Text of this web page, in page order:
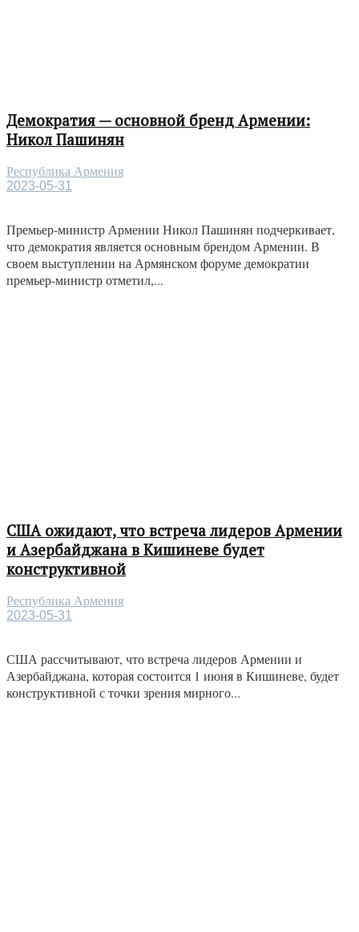
Демократия — основной бренд Армении:
Никол Пашинян
Республика Армения
2023-05-31
Премьер-министр Армении Никол Пашинян подчеркивает,
что демократия является основным брендом Армении. В
своем выступлении на Армянском форуме демократии
премьер-министр отметил,...
США ожидают, что встреча лидеров Армении
и Азербайджана в Кишиневе будет
конструктивной
Республика Армения
2023-05-31
США рассчитывают, что встреча лидеров Армении и
Азербайджана, которая состоится 1 июня в Кишиневе, будет
конструктивной с точки зрения мирного...